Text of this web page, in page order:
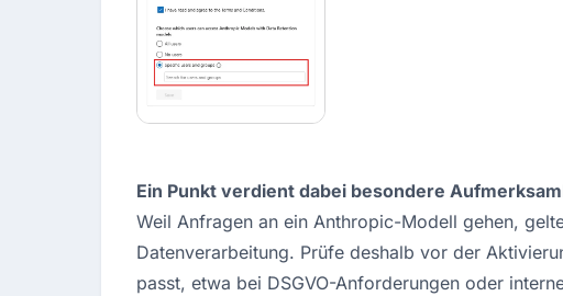
Ein Punkt verdient dabei besondere
Weil Anfragen an ein Anthropic-Modell gehen,
Datenverarbeitung. Prüfe deshalb vor der
passt, etwa bei DSGVO-Anforderungen oder